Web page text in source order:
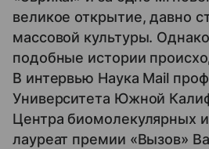
великое открытие, давно
массовой культуры.
подобные истории
В интервью Наука Mail
Университета Южной
Центра биомолекулярных
лауреат премии «Вызов»